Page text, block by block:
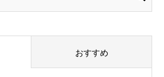
おすすめ